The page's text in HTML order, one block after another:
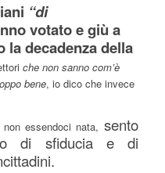
“di
votato e giù a
la decadenza della
che non sanno com’è
bene, io dico che invece
essendoci nata, sento
di sfiducia e di